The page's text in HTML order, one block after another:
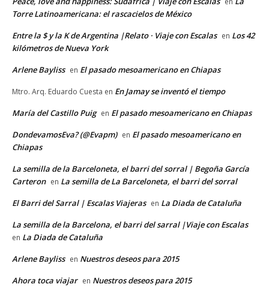
Torre Latinoamericana: el rascacielos de México
Entre la $ y la K de Argentina |Relato · Viaje con Escalas en Los 42
kilómetros de Nueva York
Arlene Bayliss en El pasado mesoamericano en Chiapas
Mtro. Arq. Eduardo Cuesta en En Jamay se inventó el tiempo
María del Castillo Puig en El pasado mesoamericano en Chiapas
DondevamosEva? (@Evapm) en El pasado mesoamericano en
Chiapas
La semilla de la Barceloneta, el barri del sorral | Begoña García
Carteron en La semilla de La Barceloneta, el barri del sorral
El Barri del Sarral | Escalas Viajeras en La Diada de Cataluña
La semilla de la Barcelona, el barri del sarral |Viaje con Escalas
en La Diada de Cataluña
Arlene Bayliss en Nuestros deseos para 2015
Ahora toca viajar en Nuestros deseos para 2015